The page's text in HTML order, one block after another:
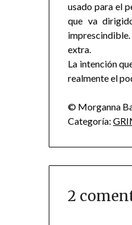
usado para el
que va
extra.
La intención
realmente el
© Morganna
Categoría:
2